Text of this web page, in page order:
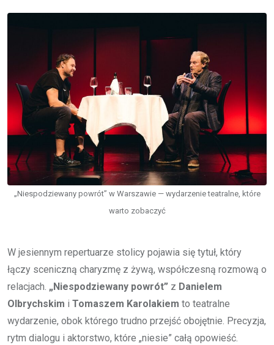
Email
„Niespodziewany powrót” w Warszawie — wydarzenie teatralne, które
warto zobaczyć
W jesiennym repertuarze stolicy pojawia się tytuł, który
łączy sceniczną charyzmę z żywą, współczesną rozmową o
relacjach. „Niespodziewany powrót” z Daniele​m
Olbrychskim i Tomaszem Karolakiem to teatralne
wydarzenie, obok którego trudno przejść obojętnie. Precyzja,
rytm dialogu i aktorstwo, które „niesie” całą opowieść.